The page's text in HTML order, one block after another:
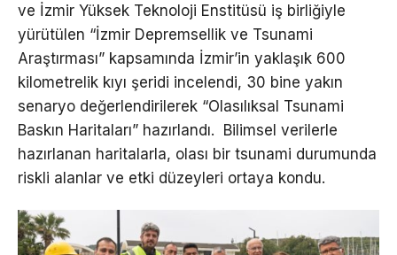
ve İzmir Yüksek Teknoloji Enstitüsü iş birliğiyle
yürütülen “İzmir Depremsellik ve Tsunami
Araştırması” kapsamında İzmir’in yaklaşık 600
kilometrelik kıyı şeridi incelendi, 30 bine yakın
senaryo değerlendirilerek “Olasılıksal Tsunami
Baskın Haritaları” hazırlandı. Bilimsel verilerle
hazırlanan haritalarla, olası bir tsunami durumunda
riskli alanlar ve etki düzeyleri ortaya kondu.